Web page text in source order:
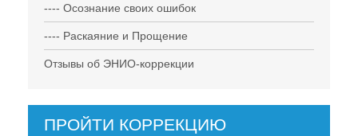
---- Осознание своих ошибок
---- Раскаяние и Прощение
Отзывы об ЭНИО-коррекции
ПРОЙТИ КОРРЕКЦИЮ